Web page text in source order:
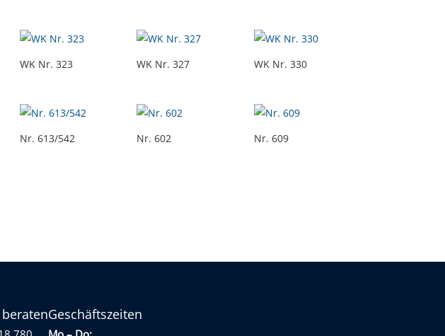
WK Nr. 323 WK Nr. 327 WK Nr. 330
Nr. 613/542 Nr. 602 Nr. 609
Geschäftszeiten